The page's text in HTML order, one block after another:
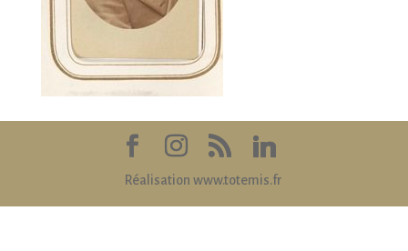
Réalisation www.totemis.fr